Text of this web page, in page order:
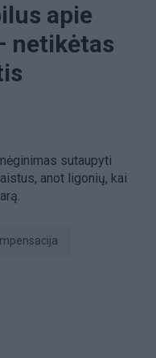
apie
netikėtas
sutaupyti
anot ligonių, kai